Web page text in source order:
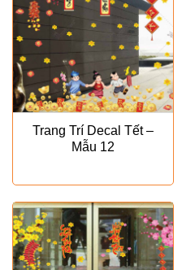
Trang Trí Decal Tết –
Mẫu 12